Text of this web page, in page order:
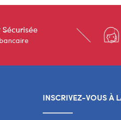
INSCRIVEZ-VOUS À